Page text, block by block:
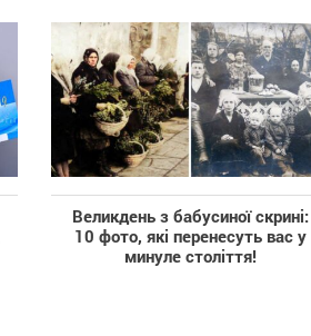
Великдень з бабусиної скрині:
10 фото, які перенесуть вас у
минуле століття!